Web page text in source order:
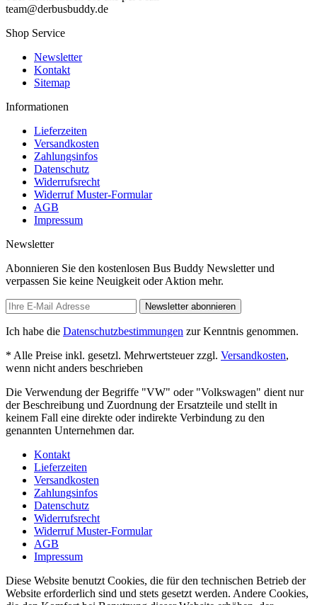
team@derbusbuddy.de
Shop Service
Newsletter
Kontakt
Sitemap
Informationen
Lieferzeiten
Versandkosten
Zahlungsinfos
Datenschutz
Widerrufsrecht
Widerruf Muster-Formular
AGB
Impressum
Newsletter
Abonnieren Sie den kostenlosen Bus Buddy Newsletter und
verpassen Sie keine Neuigkeit oder Aktion mehr.
Newsletter abonnieren
Ich habe die Datenschutzbestimmungen zur Kenntnis genommen.
* Alle Preise inkl. gesetzl. Mehrwertsteuer zzgl. Versandkosten,
wenn nicht anders beschrieben
Die Verwendung der Begriffe "VW" oder "Volkswagen" dient nur
der Beschreibung und Zuordnung der Ersatzteile und stellt in
keinem Fall eine direkte oder indirekte Verbindung zu den
genannten Unternehmen dar.
Kontakt
Lieferzeiten
Versandkosten
Zahlungsinfos
Datenschutz
Widerrufsrecht
Widerruf Muster-Formular
AGB
Impressum
Diese Website benutzt Cookies, die für den technischen Betrieb der
Website erforderlich sind und stets gesetzt werden. Andere Cookies,